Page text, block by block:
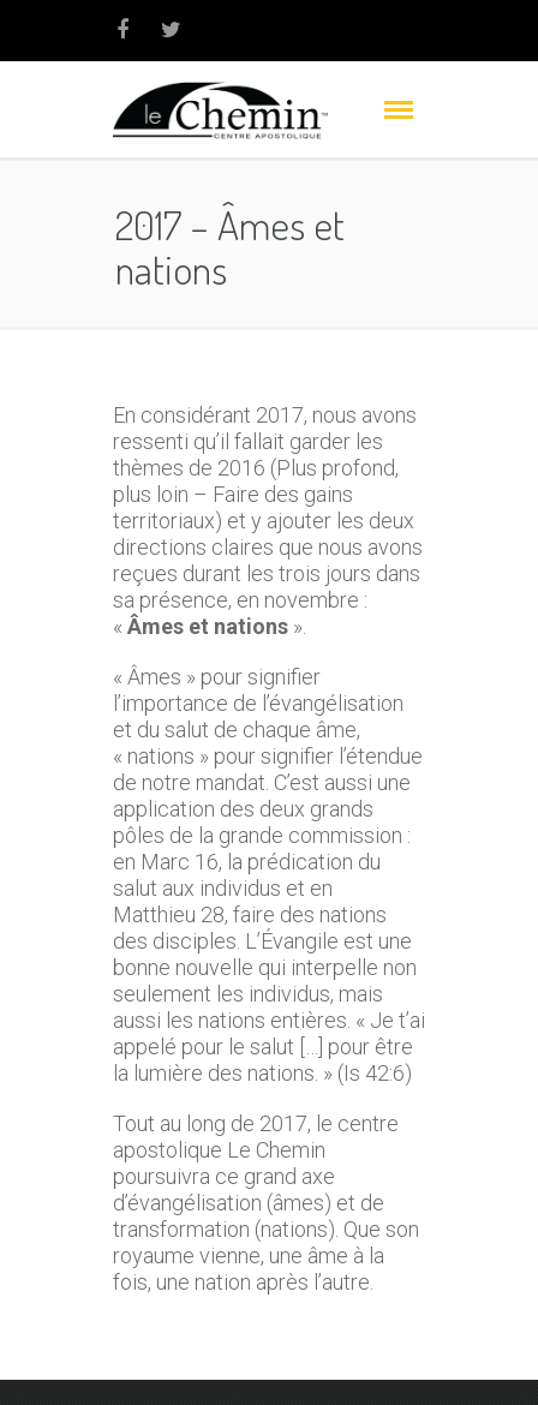
2017 – Âmes et
nations
En considérant 2017, nous avons
ressenti qu’il fallait garder les
thèmes de 2016 (Plus profond,
plus loin – Faire des gains
territoriaux) et y ajouter les deux
directions claires que nous avons
reçues durant les trois jours dans
sa présence, en novembre :
« Âmes et nations ».
« Âmes » pour signifier
l’importance de l’évangélisation
et du salut de chaque âme,
« nations » pour signifier l’étendue
de notre mandat. C’est aussi une
application des deux grands
pôles de la grande commission :
en Marc 16, la prédication du
salut aux individus et en
Matthieu 28, faire des nations
des disciples. L’Évangile est une
bonne nouvelle qui interpelle non
seulement les individus, mais
aussi les nations entières. « Je t’ai
appelé pour le salut […] pour être
la lumière des nations. » (Is 42:6)
Tout au long de 2017, le centre
apostolique Le Chemin
poursuivra ce grand axe
d’évangélisation (âmes) et de
transformation (nations). Que son
royaume vienne, une âme à la
fois, une nation après l’autre.